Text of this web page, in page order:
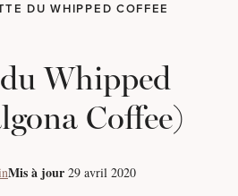
DU WHIPPED COFFEE
Whipped
Coffee)
Mis à jour 29 avril 2020